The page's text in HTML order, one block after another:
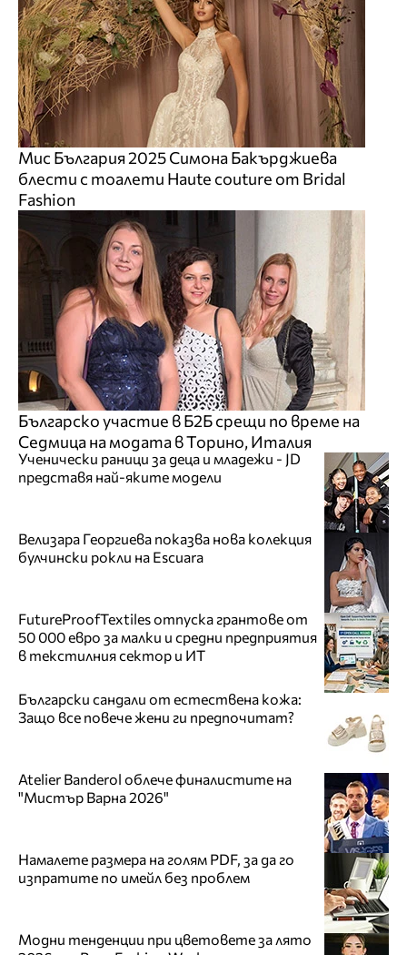
Мис България 2025 Симона Бакърджиева
блести с тоалети Haute couture от Bridal
Fashion
Българско участие в Б2Б срещи по време на
Седмица на модата в Торино, Италия
Ученически раници за деца и младежи - JD
представя най-яките модели
Велизара Георгиева показва нова колекция
булчински рокли на Escuara
FutureProofTextiles отпуска грантове от
50 000 евро за малки и средни предприятия
в текстилния сектор и ИТ
Български сандали от естествена кожа:
Защо все повече жени ги предпочитат?
Atelier Banderol облече финалистите на
"Мистър Варна 2026"
Намалете размера на голям PDF, за да го
изпратите по имейл без проблем
Модни тенденции при цветовете за лято